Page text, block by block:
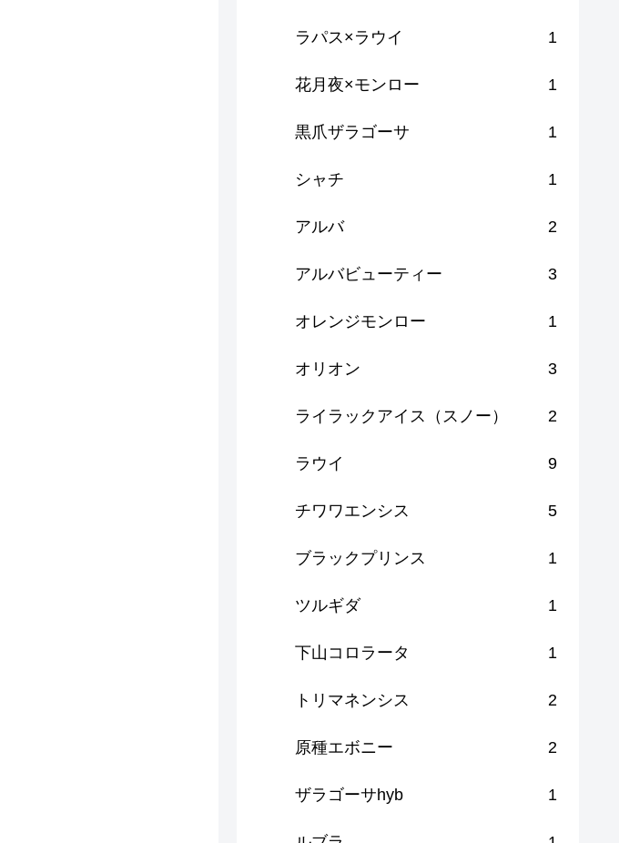
ラパス×ラウイ 1
花月夜×モンロー 1
黒爪ザラゴーサ 1
シャチ 1
アルバ 2
アルバビューティー 3
オレンジモンロー 1
オリオン 3
ライラックアイス（スノー） 2
ラウイ 9
チワワエンシス 5
ブラックプリンス 1
ツルギダ 1
下山コロラータ 1
トリマネンシス 2
原種エボニー 2
ザラゴーサhyb 1